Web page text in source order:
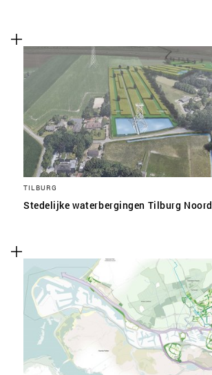
TILBURG
Stedelijke waterbergingen Tilburg Noord